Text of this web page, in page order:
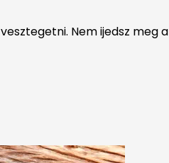
Nem ijedsz meg a